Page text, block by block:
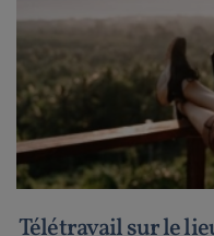
Télétravail sur le